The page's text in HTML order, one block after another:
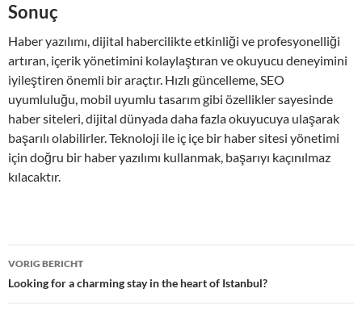
Sonuç
Haber yazılımı, dijital habercilikte etkinliği ve profesyonelliği
artıran, içerik yönetimini kolaylaştıran ve okuyucu deneyimini
iyileştiren önemli bir araçtır. Hızlı güncelleme, SEO
uyumluluğu, mobil uyumlu tasarım gibi özellikler sayesinde
haber siteleri, dijital dünyada daha fazla okuyucuya ulaşarak
başarılı olabilirler. Teknoloji ile iç içe bir haber sitesi yönetimi
için doğru bir haber yazılımı kullanmak, başarıyı kaçınılmaz
kılacaktır.
Bericht
navigatie
VORIG BERICHT
Looking for a charming stay in the heart of Istanbul?